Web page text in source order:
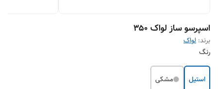
اسپرسو ساز لواک ۳۵۰
برند: لواک
رنگ
استیل مشکی